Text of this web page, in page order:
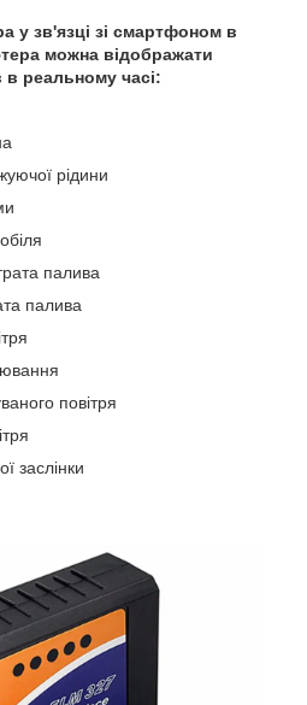
у зв'язці зі смартфоном в
можна відображати
в реальному часі:
рідини
палива
палива
повітря
заслінки